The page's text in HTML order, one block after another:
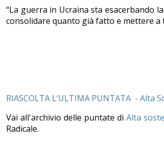
“La guerra in Ucraina sta esacerbando
consolidare quanto già fatto e mettere a
RIASCOLTA L’ULTIMA PUNTATA -
Vai all'archivio delle puntate di Alta
Radicale.